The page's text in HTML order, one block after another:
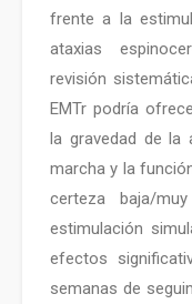
frente a la
ataxias
revisión
EMTr podría
la gravedad de la
marcha y la
certeza baja/
estimulación
efectos
semanas de